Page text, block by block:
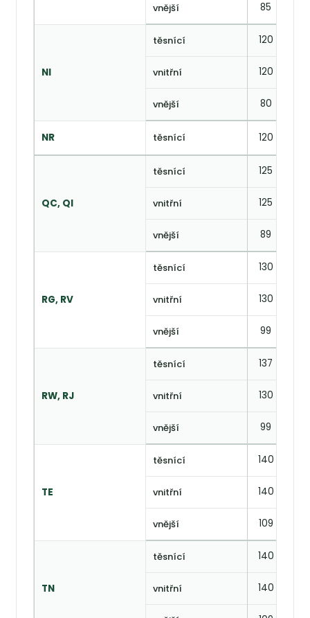
vnější 85
NI
těsnící 120
vnitřní 120
vnější 80
NR těsnící 120
QC, QI
těsnící 125
vnitřní 125
vnější 89
RG, RV
těsnící 130
vnitřní 130
vnější 99
RW, RJ
těsnící 137
vnitřní 130
vnější 99
TE
těsnící 140
vnitřní 140
vnější 109
TN
těsnící 140
vnitřní 140